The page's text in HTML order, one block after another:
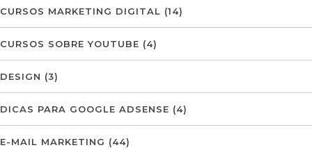
CURSOS MARKETING DIGITAL (14)
CURSOS SOBRE YOUTUBE (4)
DESIGN (3)
DICAS PARA GOOGLE ADSENSE (4)
E-MAIL MARKETING (44)